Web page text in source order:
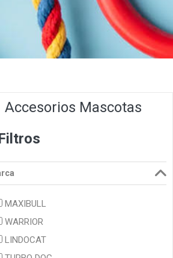
Accesorios Mascotas
MAXIBULL
WARRIOR
LINDOCAT